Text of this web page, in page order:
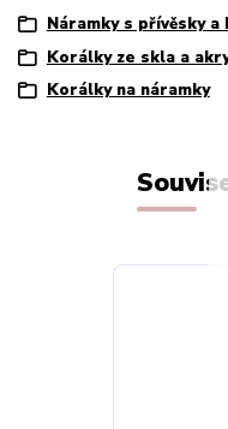
Náramky s přívěsky
Korálky ze skla a
Korálky na náramky